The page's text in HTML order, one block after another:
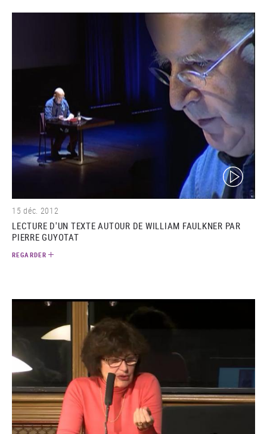
(video)
15 déc. 2012
LECTURE D'UN TEXTE AUTOUR DE WILLIAM FAULKNER PAR
PIERRE GUYOTAT
REGARDER